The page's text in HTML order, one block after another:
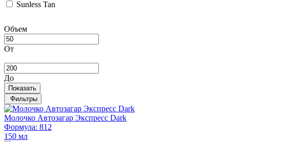
Sunless Tan
Объем
От
До
Показать
Фильтры
Молочко Автозагар Экспресс Dark
Формула: 812
150 мл